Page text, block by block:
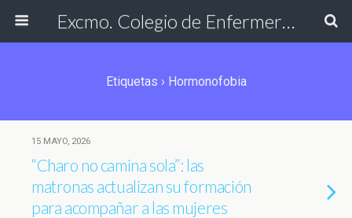
Excmo. Colegio de Enfermería de Cádiz
Etiquetas › Hormonofobia
15 MAYO, 2026
“Charo no camina sola”: las
matronas actualizan su formación
para acompañar a las mujeres